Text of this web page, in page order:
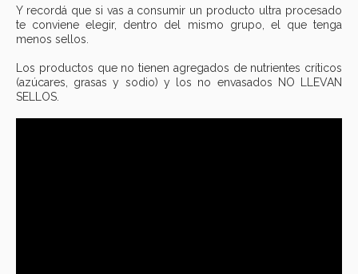
Y recordá que si vas a consumir un producto ultra procesado
te conviene elegir, dentro del mismo grupo, el que tenga
menos sellos.
Los productos que no tienen agregados de nutrientes críticos
(azúcares, grasas y sodio) y los no envasados NO LLEVAN
SELLOS.